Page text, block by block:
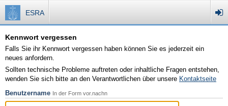
ESRA
Kennwort vergessen
Falls Sie ihr Kennwort vergessen haben können Sie es jederzeit ein
neues anfordern.
Sollten technische Probleme auftreten oder inhaltliche Fragen entstehen,
wenden Sie sich bitte an den Verantwortlichen über unsere Kontaktseite
Benutzername In der Form vor.nachn